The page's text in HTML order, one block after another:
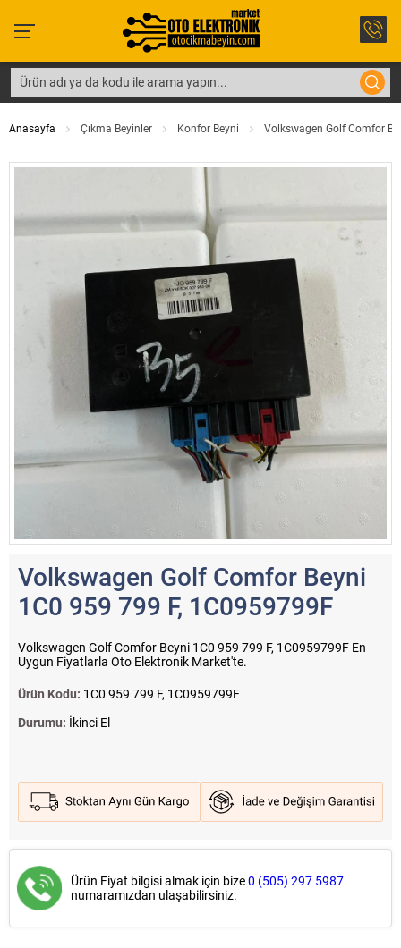
Anasayfa Çıkma Beyinler Konfor Beyni Volkswagen Golf Comfor
Volkswagen Golf Comfor Beyni
1C0 959 799 F, 1C0959799F
Volkswagen Golf Comfor Beyni 1C0 959 799 F, 1C0959799F En
Uygun Fiyatlarla Oto Elektronik Market'te.
Ürün Kodu: 1C0 959 799 F, 1C0959799F
Durumu: İkinci El
Ürün Fiyat bilgisi almak için bize0 (505) 297 5987
numaramızdan ulaşabilirsiniz.